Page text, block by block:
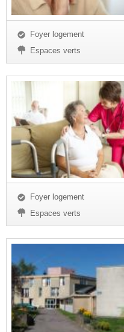
Foyer logement
Espaces verts
Foyer logement
Espaces verts